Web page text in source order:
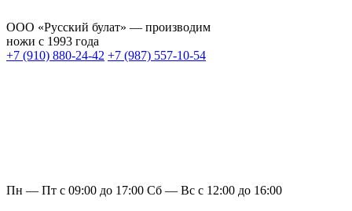
ООО «Русский булат» — производим
ножи с 1993 года
+7 (910) 880-24-42 +7 (987) 557-10-54
Пн — Пт с 09:00 до 17:00 Сб — Вс с 12:00 до 16:00